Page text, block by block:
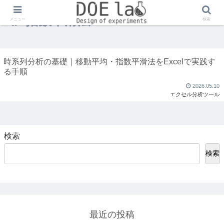
指数平滑法
時系列分析の基礎｜移動平均・指数平滑法をExcelで実践す
る手順
2026.05.10
エクセル分析ツール
検索
検索
最近の投稿
メニュー 検索